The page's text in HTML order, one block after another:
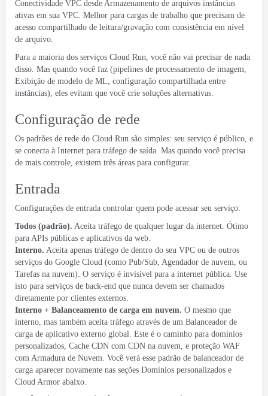
Conectividade VPC desde Armazenamento de arquivos instâncias
ativas em sua VPC. Melhor para cargas de trabalho que precisam de
acesso compartilhado de leitura/gravação com consistência em nível
de arquivo.
Para a maioria dos serviços Cloud Run, você não vai precisar de nada
disso. Mas quando você faz (pipelines de processamento de imagem,
Exibição de modelo de ML, configuração compartilhada entre
instâncias), eles evitam que você crie soluções alternativas.
Configuração de rede
Os padrões de rede do Cloud Run são simples: seu serviço é público, e
se conecta à Internet para tráfego de saída. Mas quando você precisa
de mais controle, existem três áreas para configurar.
Entrada
Configurações de entrada controlar quem pode acessar seu serviço:
Todos (padrão). Aceita tráfego de qualquer lugar da internet. Ótimo
para APIs públicas e aplicativos da web.
Interno. Aceita apenas tráfego de dentro do seu VPC ou de outros
serviços do Google Cloud (como Pub/Sub, Agendador de nuvem, ou
Tarefas na nuvem). O serviço é invisível para a internet pública. Use
isto para serviços de back-end que nunca devem ser chamados
diretamente por clientes externos.
Interno + Balanceamento de carga em nuvem. O mesmo que
interno, mas também aceita tráfego através de um Balanceador de
carga de aplicativo externo global. Este é o caminho para domínios
personalizados, Cache CDN com CDN na nuvem, e proteção WAF
com Armadura de Nuvem. Você verá esse padrão de balanceador de
carga aparecer novamente nas seções Domínios personalizados e
Cloud Armor abaixo.